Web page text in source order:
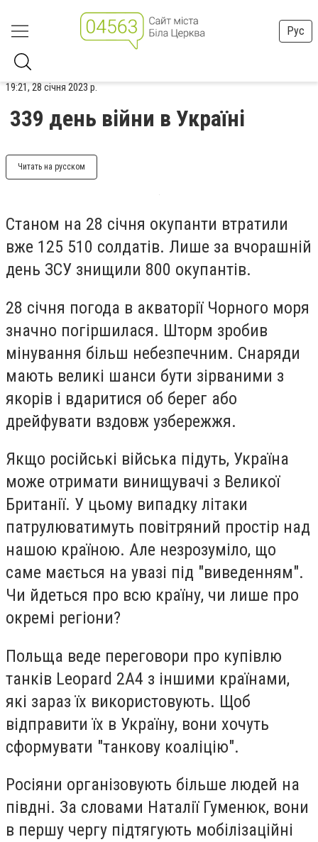
Рус
19:21, 28 січня 2023 р.
339 день війни в Україні
Читать на русском
Станом на 28 січня окупанти втратили
вже 125 510 солдатів. Лише за вчорашній
день ЗСУ знищили 800 окупантів.
28 січня погода в акваторії Чорного моря
значно погіршилася. Шторм зробив
мінування більш небезпечним. Снаряди
мають великі шанси бути зірваними з
якорів і вдаритися об берег або
дрейфувати вздовж узбережжя.
Якщо російські війська підуть, Україна
може отримати винищувачі з Великої
Британії. У цьому випадку літаки
патрулюватимуть повітряний простір над
нашою країною. Але незрозуміло, що
саме мається на увазі під "виведенням".
Чи йдеться про всю країну, чи лише про
окремі регіони?
Польща веде переговори про купівлю
танків Leopard 2A4 з іншими країнами,
які зараз їх використовують. Щоб
відправити їх в Україну, вони хочуть
сформувати "танкову коаліцію".
Росіяни організовують більше людей на
півдні. За словами Наталії Гуменюк, вони
в першу чергу підтягують мобілізаційні